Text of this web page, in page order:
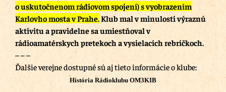
o uskutočnenom rádiovom spojení) s vyobrazením
Karlovho mosta v Prahe.Klub mal v minulosti výraznú
aktivitu a pravidelne sa umiestňoval v
rádioamatérskych pretekoch a vysielacích rebríčkoch.
– – –
Ďalšie verejne dostupné sú aj tieto informácie o klube:
História Rádioklubu OM3KIB